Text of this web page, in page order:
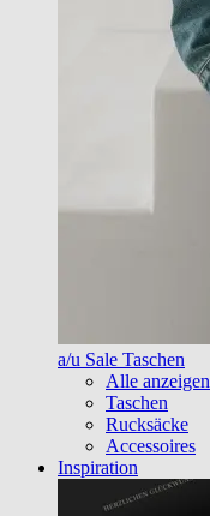
a/u Sale Taschen
Alle anzeigen
Taschen
Rucksäcke
Accessoires
Inspiration